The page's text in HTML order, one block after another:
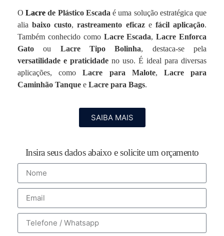
OLacre de Plástico Escada é uma solução estratégica que
aliabaixo custo,rastreamento eficaze fácil aplicação.
Também conhecido como Lacre Escada,Lacre Enforca
Gato ou Lacre Tipo Bolinha, destaca-se pela
versatilidade e praticidade no uso. É ideal para diversas
aplicações, comoLacre para Malote, Lacre para
Caminhão Tanque e Lacre para Bags.
SAIBA MAIS
Insira seus dados abaixo e solicite um orçamento